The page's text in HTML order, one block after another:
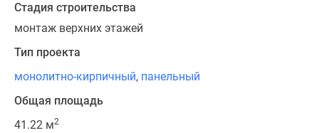
Стадия строительства
монтаж верхних этажей
Тип проекта
монолитно-кирпичный, панельный
Общая площадь
41.22 м2